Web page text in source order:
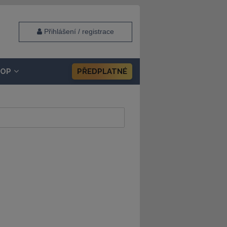
Přihlášení / registrace
PŘEDPLATNÉ